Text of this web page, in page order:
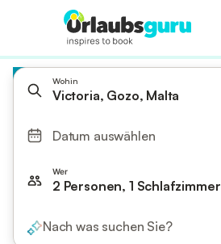
Wohin
Victoria, Gozo, Malta
Datum auswählen
Wer
2 Personen, 1 Schlafzimmer
Nach was suchen Sie?